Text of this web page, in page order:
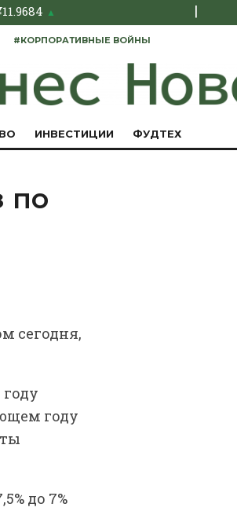
11.9684 ▲ |
#КОРПОРАТИВНЫЕ ВОЙНЫ
ИНВЕСТИЦИИ ФУДТЕХ
по
сегодня,
году
до 7%